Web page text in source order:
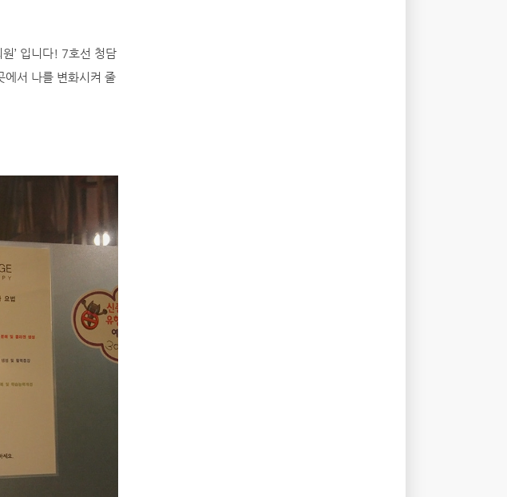
’ 입니다! 7호선 청담
서 나를 변화시켜 줄